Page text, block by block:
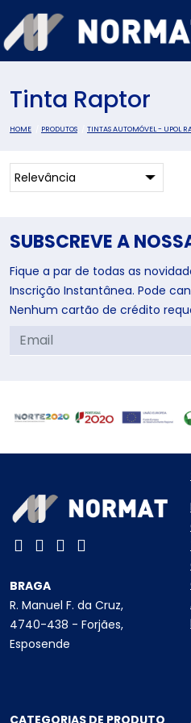
Tinta Raptor
HOME PRODUTOS TINTAS AUTOMÓVEL - UPOL
SUBSCREVE A
Fique a par de todas as
Inscrição Instantânea. Pode
Nenhum cartão de crédito
BRAGA
R. Manuel F. da Cruz,
4740-438 - Forjães,
Esposende